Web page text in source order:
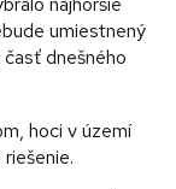
umiestnený
dnešného
hoci v území